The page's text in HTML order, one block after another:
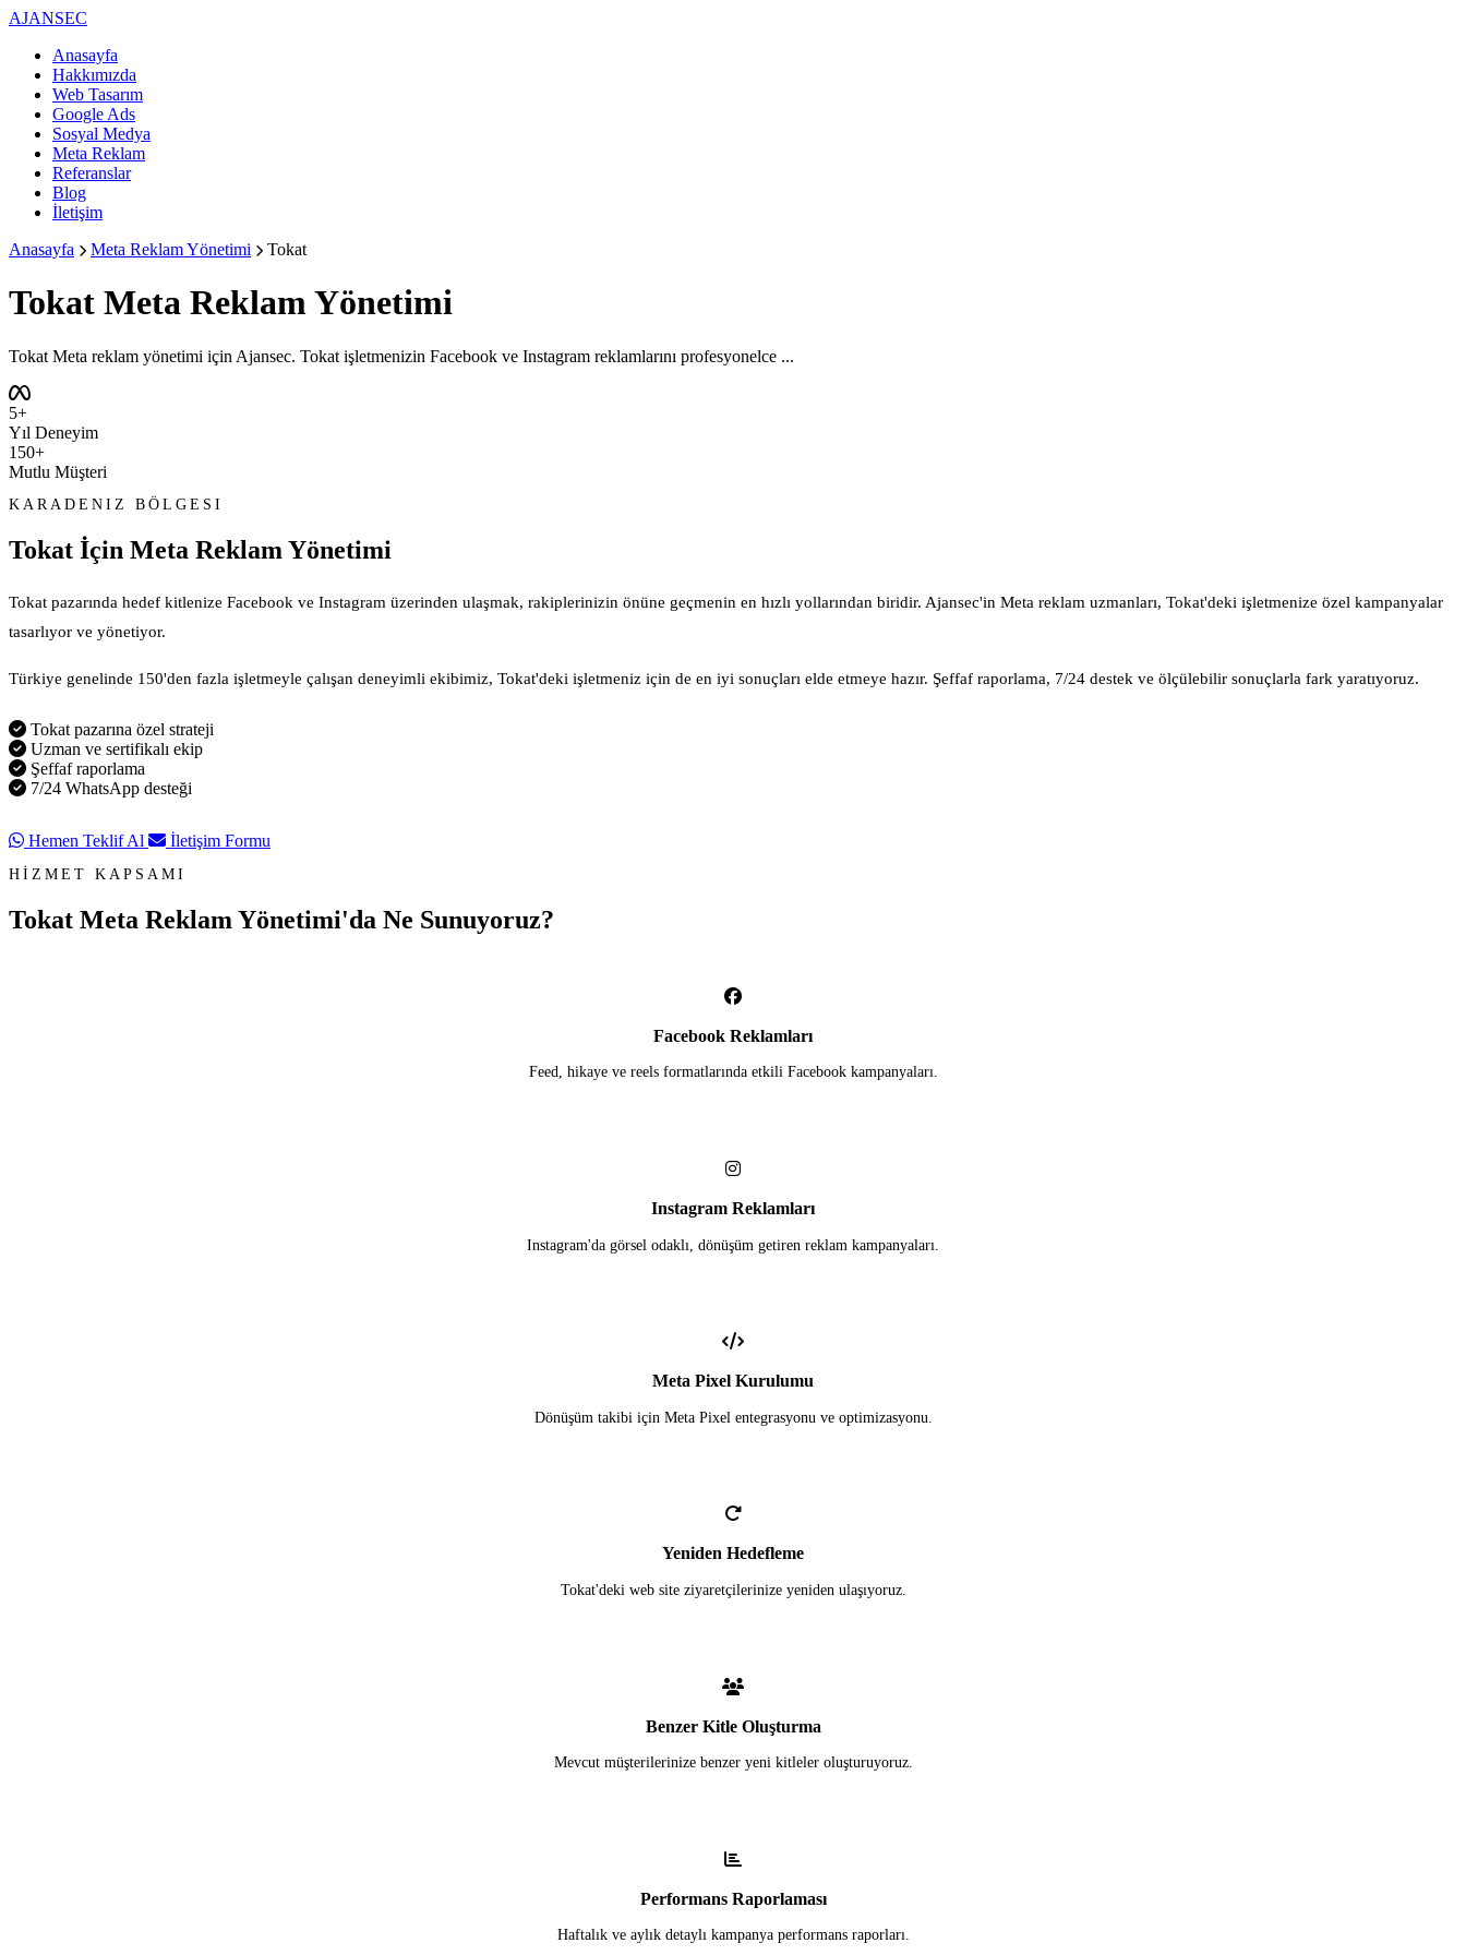
AJANSEC
Anasayfa
Hakkımızda
Web Tasarım
Google Ads
Sosyal Medya
Meta Reklam
Referanslar
Blog
İletişim
Anasayfa
Meta Reklam Yönetimi Tokat
Tokat Meta Reklam Yönetimi
Tokat Meta reklam yönetimi için Ajansec. Tokat işletmenizin Facebook ve Instagram reklamlarını profesyonelce ...
5+
Yıl Deneyim
150+
Mutlu Müşteri
KARADENIZ BÖLGESI
Tokat İçin Meta Reklam Yönetimi
Tokat pazarında hedef kitlenize Facebook ve Instagram üzerinden ulaşmak, rakiplerinizin önüne geçmenin en hızlı yollarından biridir. Ajansec'in Meta reklam uzmanları, Tokat'deki işletmenize özel kampanyalar
tasarlıyor ve yönetiyor.
Türkiye genelinde 150'den fazla işletmeyle çalışan deneyimli ekibimiz, Tokat'deki işletmeniz için de en iyi sonuçları elde etmeye hazır. Şeffaf raporlama, 7/24 destek ve ölçülebilir sonuçlarla fark yaratıyoruz.
Tokat pazarına özel strateji
Uzman ve sertifikalı ekip
Şeffaf raporlama
7/24 WhatsApp desteği
Hemen Teklif Al İletişim Formu
HİZMET KAPSAMI
Tokat Meta Reklam Yönetimi'da Ne Sunuyoruz?
Facebook Reklamları
Feed, hikaye ve reels formatlarında etkili Facebook kampanyaları.
Instagram Reklamları
Instagram'da görsel odaklı, dönüşüm getiren reklam kampanyaları.
Meta Pixel Kurulumu
Dönüşüm takibi için Meta Pixel entegrasyonu ve optimizasyonu.
Yeniden Hedefleme
Tokat'deki web site ziyaretçilerinize yeniden ulaşıyoruz.
Benzer Kitle Oluşturma
Mevcut müşterilerinize benzer yeni kitleler oluşturuyoruz.
Performans Raporlaması
Haftalık ve aylık detaylı kampanya performans raporları.